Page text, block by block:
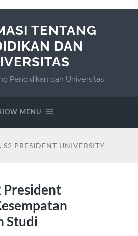
TENTANG
DAN
Pendidikan dan Universitas
MENU
S2 PRESIDENT UNIVERSITY
President
Studi